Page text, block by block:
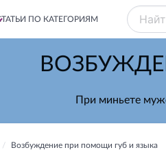
ПО КАТЕГОРИЯМ
При миньете
Возбуждение при помощи губ и языка